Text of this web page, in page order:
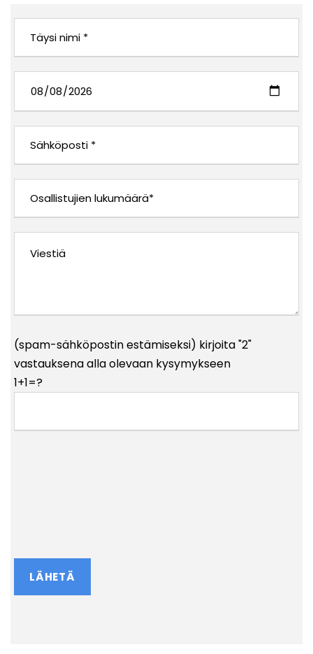
(spam-sähköpostin estämiseksi) kirjoita "2"
vastauksena alla olevaan kysymykseen
1+1=?